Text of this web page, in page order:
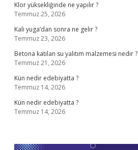
Klor yüksekliğinde ne yapılır ?
Temmuz 25, 2026
Kali yuga’dan sonra ne gelir ?
Temmuz 23, 2026
Betona katılan su yalıtım malzemesi nedir ?
Temmuz 21, 2026
Kün nedir edebiyatta ?
Temmuz 14, 2026
Kün nedir edebiyatta ?
Temmuz 14, 2026